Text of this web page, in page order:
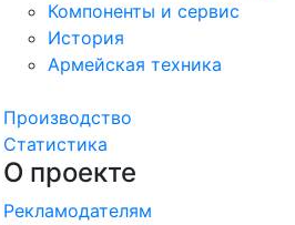
Компоненты и сервис
История
Армейская техника
Производство
Статистика
О проекте
Рекламодателям